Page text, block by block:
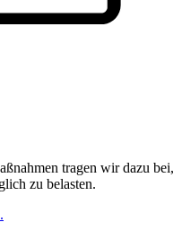
tragen wir dazu bei,
zu belasten.